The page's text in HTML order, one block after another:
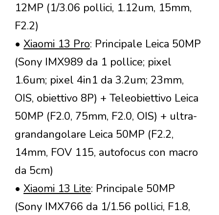
12MP (1/3.06 pollici, 1.12um, 15mm,
F2.2)
• Xiaomi 13 Pro: Principale Leica 50MP
(Sony IMX989 da 1 pollice; pixel
1.6um; pixel 4in1 da 3.2um; 23mm,
OIS, obiettivo 8P) + Teleobiettivo Leica
50MP (F2.0, 75mm, F2.0, OIS) + ultra-
grandangolare Leica 50MP (F2.2,
14mm, FOV 115, autofocus con macro
da 5cm)
• Xiaomi 13 Lite: Principale 50MP
(Sony IMX766 da 1/1.56 pollici, F1.8,